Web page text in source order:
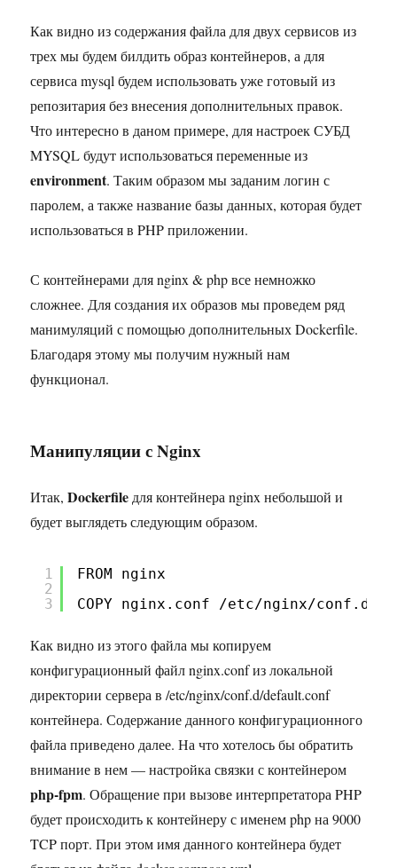
Как видно из содержания файла для двух сервисов из
трех мы будем билдить образ контейнеров, а для
сервиса mysql будем использовать уже готовый из
репозитария без внесения дополнительных правок.
Что интересно в даном примере, для настроек СУБД
MYSQL будут использоваться переменные из
environment. Таким образом мы заданим логин с
паролем, а также название базы данных, которая будет
использоваться в PHP приложении.
С контейнерами для nginx & php все немножко
сложнее. Для создания их образов мы проведем ряд
манимуляций с помощью дополнительных Dockerfile.
Благодаря этому мы получим нужный нам
функционал.
Манипуляции с Nginx
Итак,Dockerfileдля контейнера nginx небольшой и
будет выглядеть следующим образом.
1
2
3
FROM nginx
COPY nginx.conf /etc/nginx/conf.d/
Как видно из этого файла мы копируем
конфигурационный файл nginx.conf из локальной
директории сервера в /etc/nginx/conf.d/default.conf
контейнера. Содержание данного конфигурационного
файла приведено далее. На что хотелось бы обратить
внимание в нем — настройка связки с контейнером
php-fpm. Обращение при вызове интерпретатора PHP
будет происходить к контейнеру с именем php на 9000
TCP порт. При этом имя данного контейнера будет